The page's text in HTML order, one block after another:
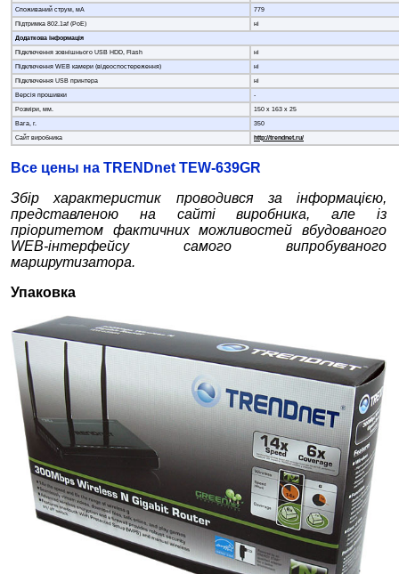
Споживаний струм, мA
779
Підтримка 802.1af (PoE)
ні
Додаткова інформація
Підключення зовнішнього USB HDD, Flash
ні
Підключення WEB камери (відеоспостереження)
ні
Підключення USB принтера
ні
Версія прошивки
-
Розміри, мм.
150 x 163 x 25
Вага, г.
350
Сайт виробника
http://trendnet.ru/
Все цены на TRENDnet TEW-639GR
Збір характеристик проводився за інформацією,
представленою на сайті виробника, але із
пріоритетом фактичних можливостей вбудованого
WEB-інтерфейсу самого випробуваного
маршрутизатора.
Упаковка